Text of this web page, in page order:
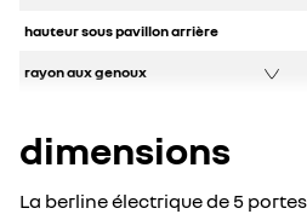
hauteur sous pavillon arrière
rayon aux genoux
dimensions
La berline électrique de 5